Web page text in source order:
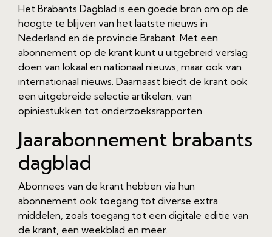
Het Brabants Dagblad is een goede bron om op de
hoogte te blijven van het laatste nieuws in
Nederland en de provincie Brabant. Met een
abonnement op de krant kunt u uitgebreid verslag
doen van lokaal en nationaal nieuws, maar ook van
internationaal nieuws. Daarnaast biedt de krant ook
een uitgebreide selectie artikelen, van
opiniestukken tot onderzoeksrapporten.
Jaarabonnement brabants
dagblad
Abonnees van de krant hebben via hun
abonnement ook toegang tot diverse extra
middelen, zoals toegang tot een digitale editie van
de krant, een weekblad en meer.